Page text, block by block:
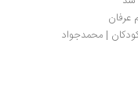
نگاهی به درمان اختلال وسواس اجباری در کودکان | محمدجواد